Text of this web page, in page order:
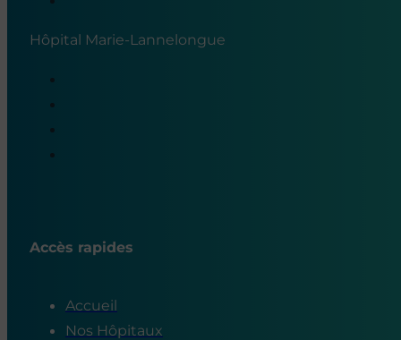
Hôpital Marie-Lannelongue
Accès rapides
Accueil
Nos Hôpitaux